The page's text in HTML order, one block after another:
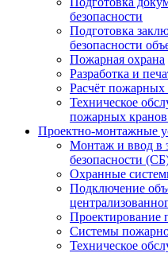
безопасности
Подготовка
безопасности
Пожарная охрана
Разработка и
Расчёт пожарных
Техническое
пожарных
Проектно-монтажные
Монтаж и ввод в
безопасности
Охранные
Подключение
Проектирование
Системы
Техническое